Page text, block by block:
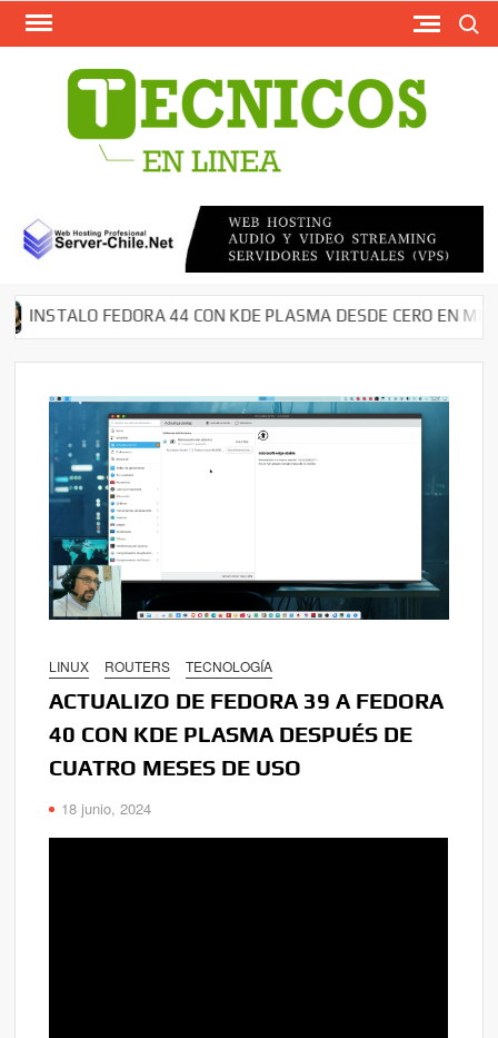
Saltar
en
FEDORA 44 CON KDE PLASMA DESDE CERO EN MI
LINUX ROUTERS TECNOLOGÍA
ACTUALIZO DE FEDORA 39 A FEDORA
40 CON KDE PLASMA DESPUÉS DE
CUATRO MESES DE USO
18 junio, 2024